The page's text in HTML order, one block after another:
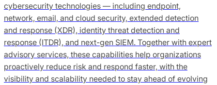
cybersecurity technologies — including endpoint,
network, email, and cloud security, extended detection
and response (XDR), identity threat detection and
response (ITDR), and next-gen SIEM. Together with expert
advisory services, these capabilities help organizations
proactively reduce risk and respond faster, with the
visibility and scalability needed to stay ahead of evolving